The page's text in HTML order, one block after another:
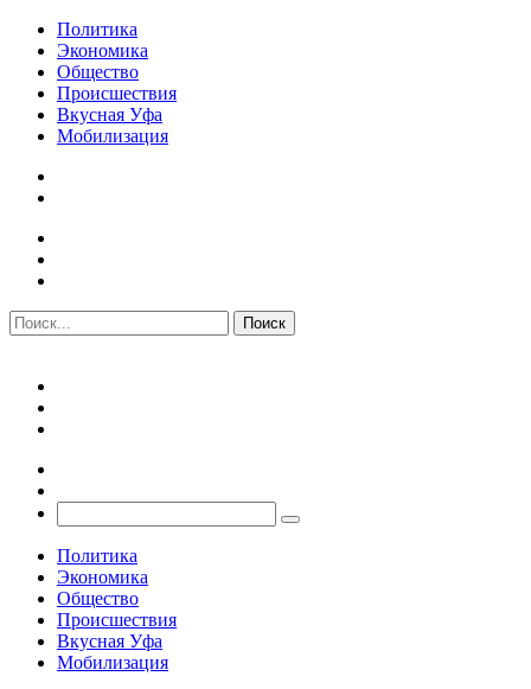
Политика
Экономика
Общество
Происшествия
Вкусная Уфа
Мобилизация
Политика
Экономика
Общество
Происшествия
Вкусная Уфа
Мобилизация